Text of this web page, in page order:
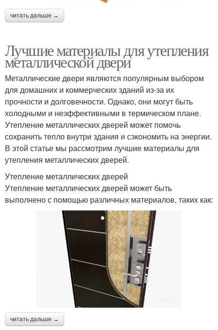
читать дальше →
Лучшие материалы для утепления
металлической двери
Металлические двери являются популярным выбором
для домашних и коммерческих зданий из-за их
прочности и долговечности. Однако, они могут быть
холодными и неэффективными в термическом плане.
Утепление металлических дверей может помочь
сохранить тепло внутри здания и сэкономить на энергии.
В этой статье мы рассмотрим лучшие материалы для
утепления металлических дверей.
Утепление металлических дверей
Утепление металлических дверей может быть
выполнено с помощью различных материалов, таких как:
читать дальше →